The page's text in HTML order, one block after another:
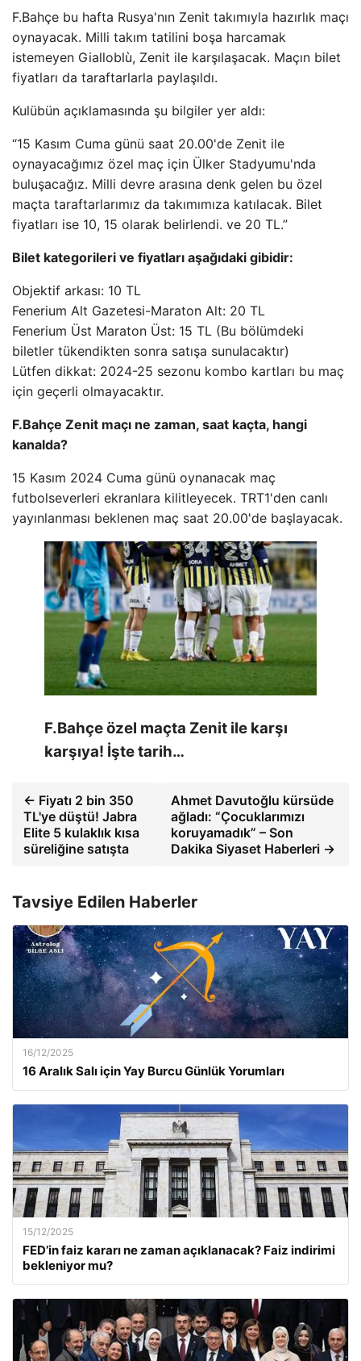
F.Bahçe bu hafta Rusya'nın Zenit takımıyla hazırlık maçı
oynayacak. Milli takım tatilini boşa harcamak
istemeyen Gialloblù, Zenit ile karşılaşacak. Maçın bilet
fiyatları da taraftarlarla paylaşıldı.
Kulübün açıklamasında şu bilgiler yer aldı:
“15 Kasım Cuma günü saat 20.00'de Zenit ile
oynayacağımız özel maç için Ülker Stadyumu'nda
buluşacağız. Milli devre arasına denk gelen bu özel
maçta taraftarlarımız da takımımıza katılacak. Bilet
fiyatları ise 10, 15 olarak belirlendi. ve 20 TL.”
Bilet kategorileri ve fiyatları aşağıdaki gibidir:
Objektif arkası: 10 TL
Fenerium Alt Gazetesi-Maraton Alt: 20 TL
Fenerium Üst Maraton Üst: 15 TL (Bu bölümdeki
biletler tükendikten sonra satışa sunulacaktır)
Lütfen dikkat: 2024-25 sezonu kombo kartları bu maç
için geçerli olmayacaktır.
F.Bahçe Zenit maçı ne zaman, saat kaçta, hangi
kanalda?
15 Kasım 2024 Cuma günü oynanacak maç
futbolseverleri ekranlara kilitleyecek. TRT1'den canlı
yayınlanması beklenen maç saat 20.00'de başlayacak.
F.Bahçe özel maçta Zenit ile karşı
karşıya! İşte tarih…
← Fiyatı 2 bin 350
TL'ye düştü! Jabra
Elite 5 kulaklık kısa
süreliğine satışta
Ahmet Davutoğlu kürsüde
ağladı: “Çocuklarımızı
koruyamadık” – Son
Dakika Siyaset Haberleri →
Tavsiye Edilen Haberler
16/12/2025
16 Aralık Salı için Yay Burcu Günlük Yorumları
15/12/2025
FED’in faiz kararı ne zaman açıklanacak? Faiz indirimi
bekleniyor mu?